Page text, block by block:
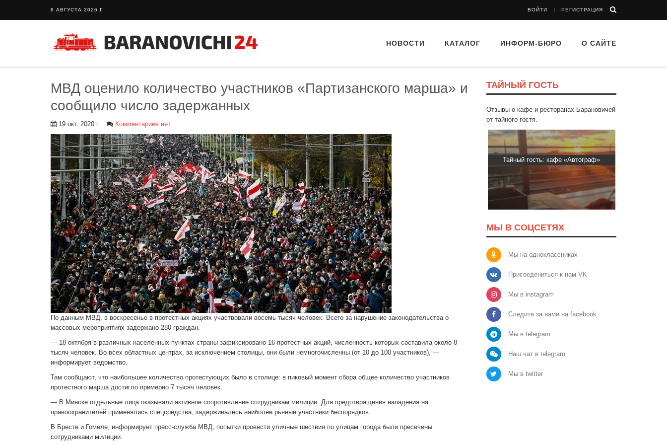
8 АВГУСТА 2026 Г. ВОЙТИ РЕГИСТРАЦИЯ
НОВОСТИ КАТАЛОГ ИНФОРМ-БЮРО О САЙТЕ
МВД оценило количество участников «Партизанского марша» и
сообщило число задержанных
19 окт. 2020 г. Комментариев нет
По данным МВД, в воскресенье в протестных акциях участвовали восемь тысяч человек. Всего за нарушение законодательства о
массовых мероприятиях задержано 280 граждан.
— 18 октября в различных населенных пунктах страны зафиксировано 16 протестных акций, численность которых составила около 8
тысяч человек. Во всех областных центрах, за исключением столицы, они были немногочисленны (от 10 до 100 участников), —
информирует ведомство.
Там сообщают, что наибольшее количество протестующих было в столице: в пиковый момент сбора общее количество участников
протестного марша достигло примерно 7 тысяч человек.
— В Минске отдельные лица оказывали активное сопротивление сотрудникам милиции. Для предотвращения нападения на
правоохранителей применялись спецсредства, задерживались наиболее рьяные участники беспорядков.
В Бресте и Гомеле, информирует пресс-служба МВД, попытки провести уличные шествия по улицам города были пресечены
сотрудниками милиции.
ТАЙНЫЙ ГОСТЬ
Отзывы о кафе и ресторанах Барановичей
от тайного гостя.
Тайный гость: Гастропаб “Drova” Тайный гость: кафе «Автограф»
МЫ В СОЦСЕТЯХ
Мы на одноклассниках
Присоедениться к нам VK
Мы в instagram
Следите за нами на facebook
Мы в telegram
Наш чат в telegram
Мы в twitter